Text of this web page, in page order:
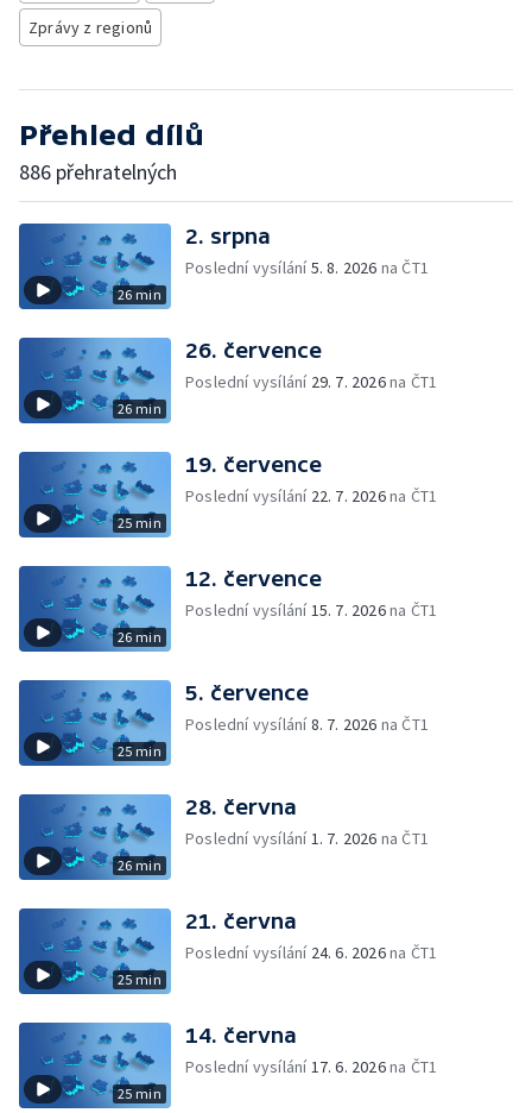
Zprávy z regionů
Přehled dílů
886 přehratelných
26 min
2. srpna
Poslední vysílání5. 8. 2026 na ČT1
26 min
26. července
Poslední vysílání 29. 7. 2026na ČT1
25 min
19. července
Poslední vysílání 22. 7. 2026na ČT1
26 min
12. července
Poslední vysílání15. 7. 2026na ČT1
25 min
5. července
Poslední vysílání8. 7. 2026 na ČT1
26 min
28. června
Poslední vysílání1. 7. 2026 na ČT1
25 min
21. června
Poslední vysílání 24. 6. 2026na ČT1
25 min
14. června
Poslední vysílání17. 6. 2026na ČT1